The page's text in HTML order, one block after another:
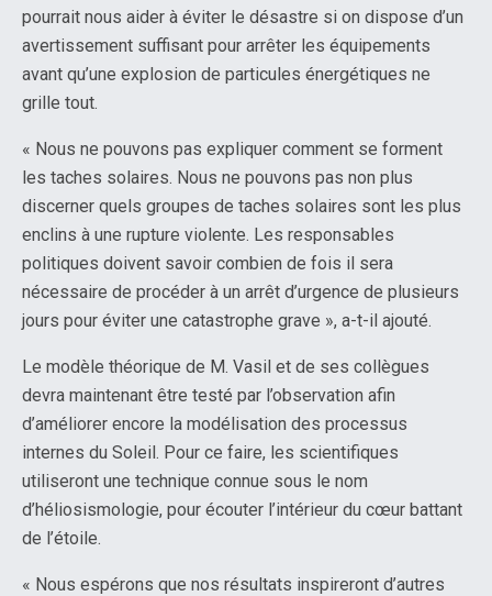
pourrait nous aider à éviter le désastre si on dispose d’un
avertissement suffisant pour arrêter les équipements
avant qu’une explosion de particules énergétiques ne
grille tout.
« Nous ne pouvons pas expliquer comment se forment
les taches solaires. Nous ne pouvons pas non plus
discerner quels groupes de taches solaires sont les plus
enclins à une rupture violente. Les responsables
politiques doivent savoir combien de fois il sera
nécessaire de procéder à un arrêt d’urgence de plusieurs
jours pour éviter une catastrophe grave », a-t-il ajouté.
Le modèle théorique de M. Vasil et de ses collègues
devra maintenant être testé par l’observation afin
d’améliorer encore la modélisation des processus
internes du Soleil. Pour ce faire, les scientifiques
utiliseront une technique connue sous le nom
d’héliosismologie, pour écouter l’intérieur du cœur battant
de l’étoile.
« Nous espérons que nos résultats inspireront d’autres